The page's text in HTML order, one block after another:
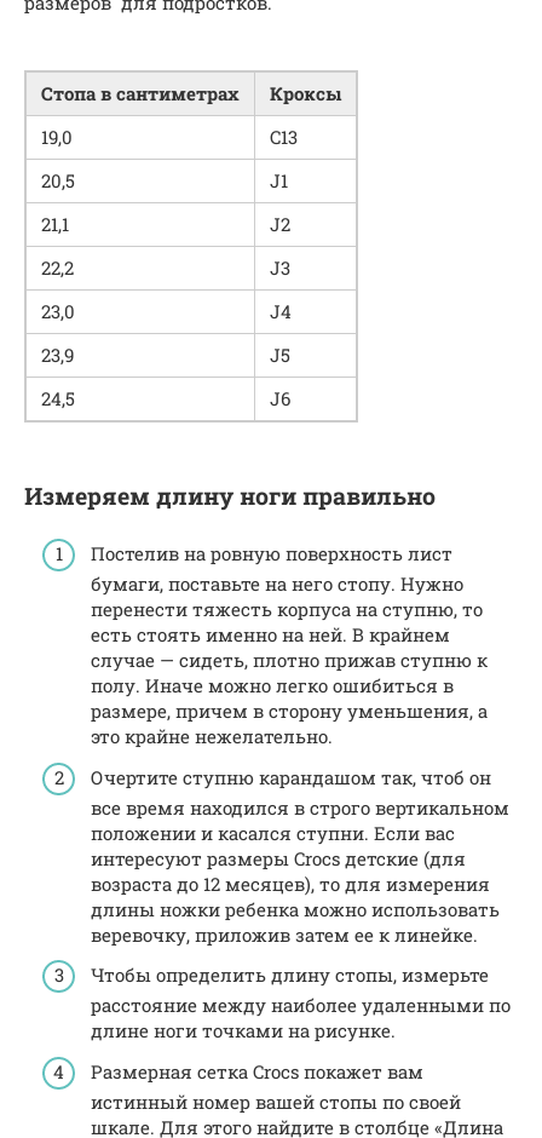
Стопа в сантиметрах
Кроксы
19,0
C13
20,5
J1
21,1
J2
22,2
J3
23,0
J4
23,9
J5
24,5
J6
Измеряем длину ноги правильно
Постелив на ровную поверхность лист
бумаги, поставьте на него стопу. Нужно
перенести тяжесть корпуса на ступню, то
есть стоять именно на ней. В крайнем
случае — сидеть, плотно прижав ступню к
полу. Иначе можно легко ошибиться в
размере, причем в сторону уменьшения, а
это крайне нежелательно.
Очертите ступню карандашом так, чтоб он
все время находился в строго вертикальном
положении и касался ступни. Если вас
интересуют размеры Crocs детские (для
возраста до 12 месяцев), то для измерения
длины ножки ребенка можно использовать
веревочку, приложив затем ее к линейке.
Чтобы определить длину стопы, измерьте
расстояние между наиболее удаленными по
длине ноги точками на рисунке.
Размерная сетка Crocs покажет вам
истинный номер вашей стопы по своей
шкале. Для этого найдите в столбце «Длина